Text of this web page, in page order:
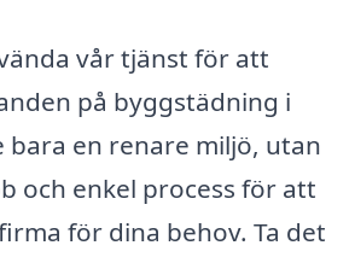
vår tjänst för att
på byggstädning i
bara en renare miljö, utan
och enkel process för att
för dina behov. Ta det